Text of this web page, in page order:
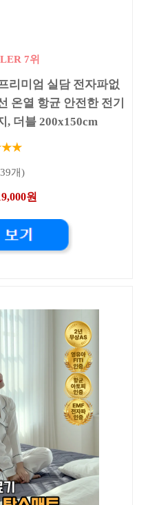
7위
리미엄 실담 전자파없
온열 항균 안전한 전기
, 더블 200x150cm
개)
원